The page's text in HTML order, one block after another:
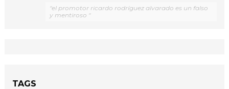
"el promotor ricardo rodríguez alvarado es un falso
y mentiroso "
TAGS